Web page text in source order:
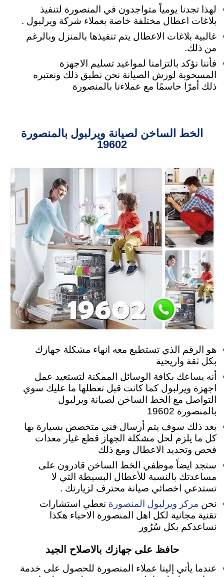
لهذا تجدنا يومياً متواجدون في المنصورة لتنفيذ
بلاغات اعطال مختلفة خاصة بعملاء شركة ويرلبول .
غالبية بلاغات الاعطال يتم تنفيذها بالمنزل وبالرغم
من ذلك.
فأننا نؤكد بالتزامنا لمواعيد تسليم الاجهزة
المسحوبة لورش الصيانة نحن نطبق ذلك ونعتبره
ذلك أمرًا حاسمًا مع عملاءنا بالمنصورة
الخط الساخن لصيانة ويرلبول بالمنصورة
19602
هو الرقم الذي تستطيع معه انهاء مشكلة جهازك
بكل ثقة واريحية
أنه يساعك بكافة الوسائل الممكنة لتستعيد عمل
اجهزة ويرلبول كما كانت قبل تعطلها ما عليك سوي
التواصل مع الخط الساخن لصيانة ويرلبول
بالمنصورة 19602
بعد ذلك سوف يتم أرسال فني متخصص بسيارة بها
كل ما يلزم لحل مشكلة الجهاز قطع غيار معدات
فحص وتحديد الاعطال ومع ذلك
ستجد ايضاً موظفي الخط الساخن قادرون على
مساعدتك بالنسبة للأعطال البسيطة التي لا
تستدعي اخصائي صيانة محترف لزيارتك .
نحن مركز ويرلبول المنصورة نعطي استشارات
تقنية مجانية لكل اهل المنصورة الاحباء هكذا
نساعدكم بكل سُرُور
حافظ على جهازك بالاصلاح الجيد
عندما يأتي إلينا عملاء المنصورة للحصول على خدمة